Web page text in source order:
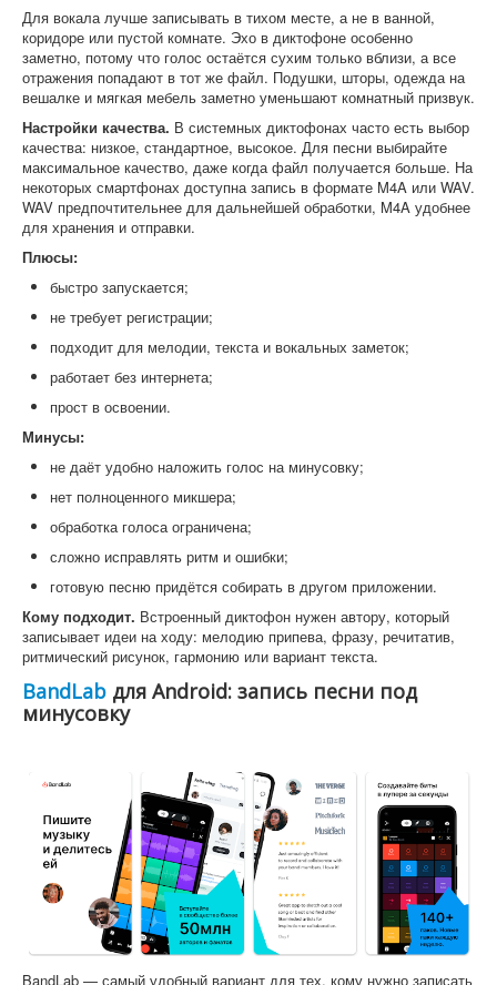
Для вокала лучше записывать в тихом месте, а не в ванной,
коридоре или пустой комнате. Эхо в диктофоне особенно
заметно, потому что голос остаётся сухим только вблизи, а все
отражения попадают в тот же файл. Подушки, шторы, одежда на
вешалке и мягкая мебель заметно уменьшают комнатный призвук.
Настройки качества. В системных диктофонах часто есть выбор
качества: низкое, стандартное, высокое. Для песни выбирайте
максимальное качество, даже когда файл получается больше. На
некоторых смартфонах доступна запись в формате M4A или WAV.
WAV предпочтительнее для дальнейшей обработки, M4A удобнее
для хранения и отправки.
Плюсы:
быстро запускается;
не требует регистрации;
подходит для мелодии, текста и вокальных заметок;
работает без интернета;
прост в освоении.
Минусы:
не даёт удобно наложить голос на минусовку;
нет полноценного микшера;
обработка голоса ограничена;
сложно исправлять ритм и ошибки;
готовую песню придётся собирать в другом приложении.
Кому подходит. Встроенный диктофон нужен автору, который
записывает идеи на ходу: мелодию припева, фразу, речитатив,
ритмический рисунок, гармонию или вариант текста.
BandLab для Android: запись песни под
минусовку
BandLab — самый удобный вариант для тех, кому нужно записать